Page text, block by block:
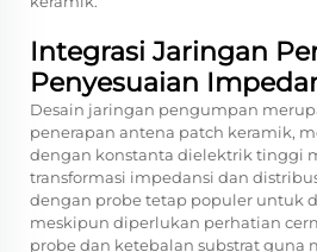
Integrasi Jaringan
Penyesuaian
Desain jaringan pengumpan
penerapan antena patch keramik,
dengan konstanta dielektrik tinggi
transformasi impedansi dan
dengan probe tetap populer untuk
meskipun diperlukan perhatian
probe dan ketebalan substrat guna